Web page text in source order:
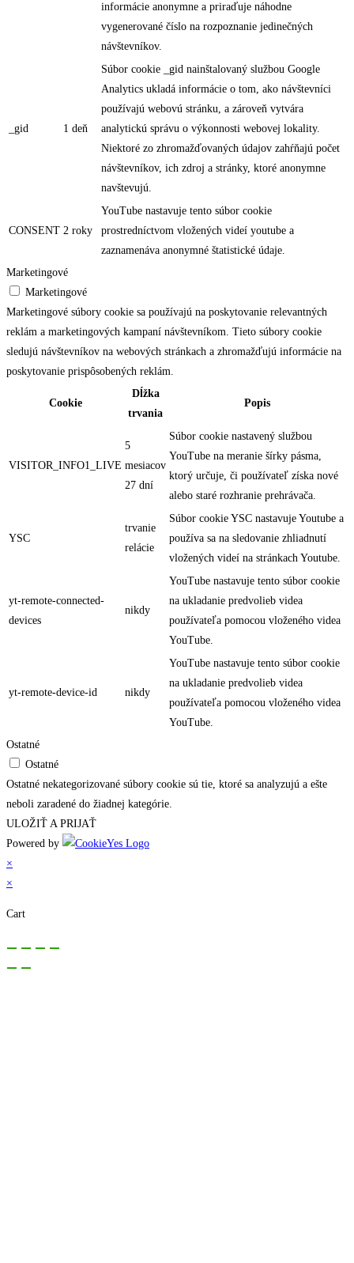
informácie anonymne a priraďuje náhodne
vygenerované číslo na rozpoznanie jedinečných
návštevníkov.
_gid 1 deň
Súbor cookie _gid nainštalovaný službou Google
Analytics ukladá informácie o tom, ako návštevníci
používajú webovú stránku, a zároveň vytvára
analytickú správu o výkonnosti webovej lokality.
Niektoré zo zhromažďovaných údajov zahŕňajú počet
návštevníkov, ich zdroj a stránky, ktoré anonymne
navštevujú.
CONSENT 2 roky
YouTube nastavuje tento súbor cookie
prostredníctvom vložených videí youtube a
zaznamenáva anonymné štatistické údaje.
Marketingové
Marketingové
Marketingové súbory cookie sa používajú na poskytovanie relevantných
reklám a marketingových kampaní návštevníkom. Tieto súbory cookie
sledujú návštevníkov na webových stránkach a zhromažďujú informácie na
poskytovanie prispôsobených reklám.
Cookie
Dĺžka
trvania
Popis
VISITOR_INFO1_LIVE
5
mesiacov
27 dní
Súbor cookie nastavený službou
YouTube na meranie šírky pásma,
ktorý určuje, či používateľ získa nové
alebo staré rozhranie prehrávača.
YSC
trvanie
relácie
Súbor cookie YSC nastavuje Youtube a
používa sa na sledovanie zhliadnutí
vložených videí na stránkach Youtube.
yt-remote-connected-
devices
nikdy
YouTube nastavuje tento súbor cookie
na ukladanie predvolieb videa
používateľa pomocou vloženého videa
YouTube.
yt-remote-device-id nikdy
YouTube nastavuje tento súbor cookie
na ukladanie predvolieb videa
používateľa pomocou vloženého videa
YouTube.
Ostatné
Ostatné
Ostatné nekategorizované súbory cookie sú tie, ktoré sa analyzujú a ešte
neboli zaradené do žiadnej kategórie.
ULOŽIŤ A PRIJAŤ
Powered by
×
×
Cart